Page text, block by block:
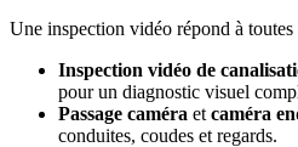
Une inspection vidéo répond à toutes
Inspection vidéo de
pour un diagnostic visuel
Passage caméra et caméra
conduites, coudes et regards.